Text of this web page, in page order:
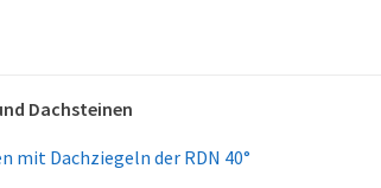
Dachsteinen
mit Dachziegeln der RDN 40°